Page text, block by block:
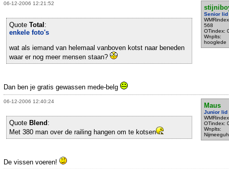
06-12-2006 12:21:52
Senior lid
568
OTindex:
Wnplts:
hooglede
Quote Total :
enkele foto's
wat als iemand van helemaal vanboven kotst naar beneden
waar er nog meer mensen staan?
Dan ben je gratis gewassen mede-belg
06-12-2006 12:40:24
Maus
Junior lid
OTindex:
Wnplts:
Quote Blend :
Met 380 man over de railing hangen om te kotsen
De vissen voeren!